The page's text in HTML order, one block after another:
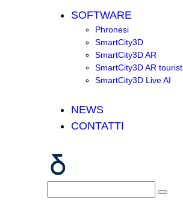
SOFTWARE
Phronesi
SmartCity3D
SmartCity3D AR
SmartCity3D AR tourist
SmartCity3D Live AI
NEWS
CONTATTI